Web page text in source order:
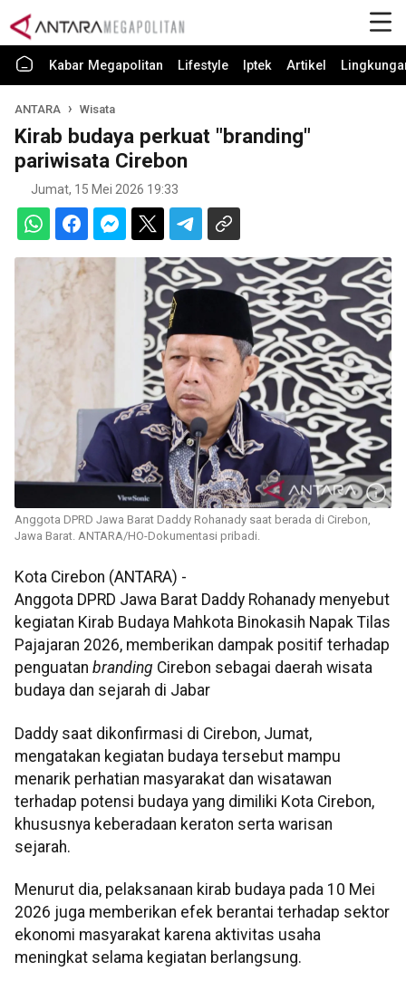
Kabar Megapolitan Lifestyle Iptek Artikel
ANTARA Wisata
Kirab budaya perkuat "branding"
pariwisata Cirebon
Jumat, 15 Mei 2026 19:33
Anggota DPRD Jawa Barat Daddy Rohanady saat berada di Cirebon,
Jawa Barat. ANTARA/HO-Dokumentasi pribadi.
Kota Cirebon (ANTARA) -
Anggota DPRD Jawa Barat Daddy Rohanady menyebut
kegiatan Kirab Budaya Mahkota Binokasih Napak Tilas
Pajajaran 2026, memberikan dampak positif terhadap
penguatan branding Cirebon sebagai daerah wisata
budaya dan sejarah di Jabar
Daddy saat dikonfirmasi di Cirebon, Jumat,
mengatakan kegiatan budaya tersebut mampu
menarik perhatian masyarakat dan wisatawan
terhadap potensi budaya yang dimiliki Kota Cirebon,
khususnya keberadaan keraton serta warisan
sejarah.
Menurut dia, pelaksanaan kirab budaya pada 10 Mei
2026 juga memberikan efek berantai terhadap sektor
ekonomi masyarakat karena aktivitas usaha
meningkat selama kegiatan berlangsung.